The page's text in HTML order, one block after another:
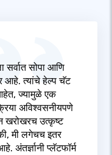
सर्वात सोपा आणि
आहे. त्यांचे हेल्प चॅट
ज्यामुळे एक
अविश्वसनीयपणे
खरोखरच उत्कृष्ट
मी लगेचच इतर
अंतर्ज्ञानी प्लॅटफॉर्म